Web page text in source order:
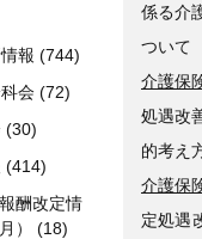
係る介
ついて
介護保
処遇改
的考え
介護保
定処遇
報 (744)
会 (72)
(30)
(414)
酬改定情
） (18)